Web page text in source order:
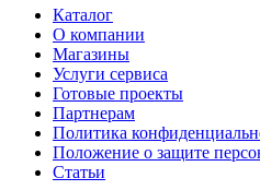
Каталог
О компании
Магазины
Услуги сервиса
Готовые проекты
Партнерам
Политика
Положение о защите
Статьи